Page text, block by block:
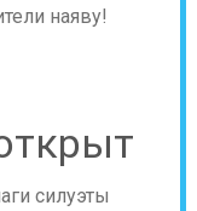
наяву!
силуэты